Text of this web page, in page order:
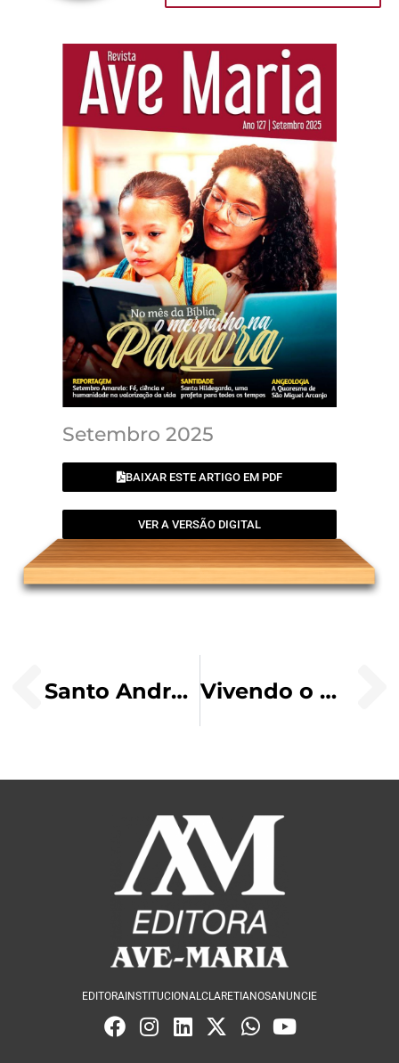
Setembro 2025
BAIXAR ESTE ARTIGO EM PDF
VER A VERSÃO DIGITAL
Santo André Kim Taegon, Sacerdotes e mártires coreanos Vivendo o Mês da Bíblia
EDITORA INSTITUCIONALCLARETIANOSANUNCIE